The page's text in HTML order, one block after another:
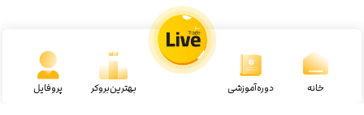
خانه دوره‌آموزشی بهترین‌بروکر پروفایل